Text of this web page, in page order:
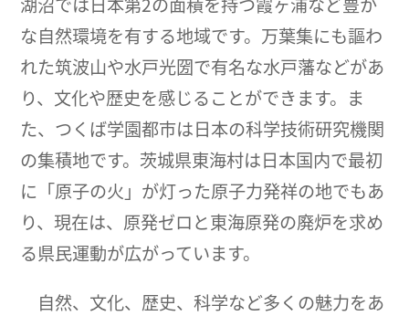
な自然環境を有する地域です。万葉集にも謳わ
れた筑波山や水戸光圀で有名な水戸藩などがあ
り、文化や歴史を感じることができます。ま
た、つくば学園都市は日本の科学技術研究機関
の集積地です。茨城県東海村は日本国内で最初
に「原子の火」が灯った原子力発祥の地でもあ
り、現在は、原発ゼロと東海原発の廃炉を求め
る県民運動が広がっています。
自然、文化、歴史、科学など多くの魅力をあ